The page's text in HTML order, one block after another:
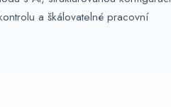
a škálovatelné pracovní